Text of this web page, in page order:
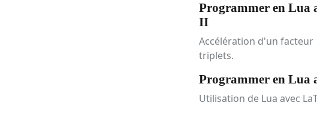
Programmer en Lua
II
Accélération d'un
triplets.
Programmer en Lua
Utilisation de Lua avec